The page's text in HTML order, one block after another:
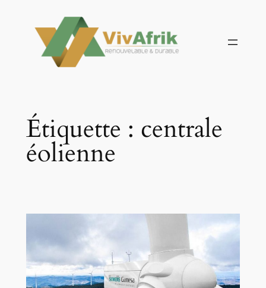
contenu
Étiquette : centrale
éolienne